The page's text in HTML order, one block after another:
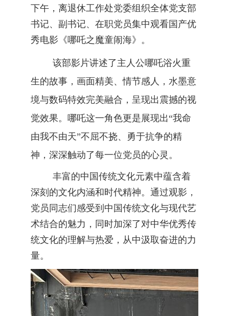
下午，离退休工作处党委组织全体党支部
书记、副书记、在职党员集中观看国产优
秀电影《哪吒之魔童闹海》。
该部影片讲述了主人公哪吒浴火重
生的故事，画面精美、情节感人，水墨意
境与数码特效完美融合，呈现出震撼的视
觉效果。哪吒这一角色更是展现出“我命
由我不由天”不屈不挠、勇于抗争的精
神，深深触动了每一位党员的心灵。
丰富的中国传统文化元素中蕴含着
深刻的文化内涵和时代精神。通过观影，
党员同志们感受到中国传统文化与现代艺
术结合的魅力，同时加深了对中华优秀传
统文化的理解与热爱，从中汲取奋进的力
量。